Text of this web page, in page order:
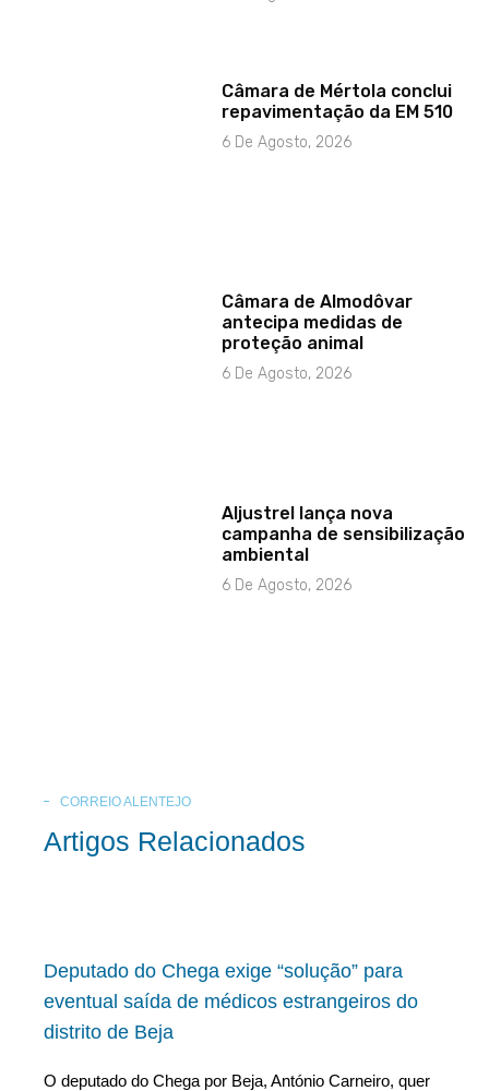
Câmara de Mértola conclui
repavimentação da EM 510
6 De Agosto, 2026
Câmara de Almodôvar
antecipa medidas de
proteção animal
6 De Agosto, 2026
Aljustrel lança nova
campanha de sensibilização
ambiental
6 De Agosto, 2026
CORREIO ALENTEJO
Artigos Relacionados
Deputado do Chega exige “solução” para
eventual saída de médicos estrangeiros do
distrito de Beja
O deputado do Chega por Beja, António Carneiro, quer